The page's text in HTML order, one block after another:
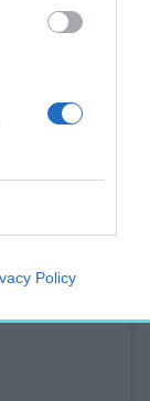
Policy
a
ma